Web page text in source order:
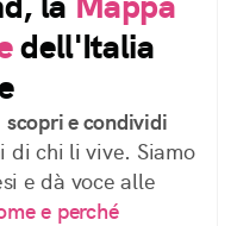
dell'Italia
scopri e condividi
di chi li vive. Siamo
e dà voce alle
e perché